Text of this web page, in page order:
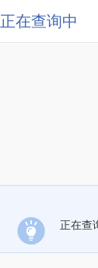
正在查询中
正在查